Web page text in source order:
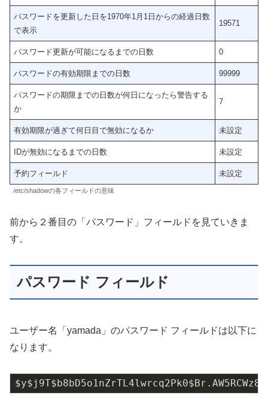
パスワードを更新した日を1970年1月1日からの経過日数
で表示
19571
パスワード更新が可能になるまでの日数 0
パスワードの有効期限までの日数 99999
パスワードの期限までの日数が何日になったら警告する
か
7
有効期限が過ぎて何日目で無効になるか 未設定
IDが無効になるまでの日数 未設定
予約フィールド 未設定
/etc/shadowの各フィールドの意味
前から２番目の「パスワード」フィールドを見ていきま
す。
パスワード フィールド
ユーザー名「yamada」のパスワード フィールドは以下に
なります。